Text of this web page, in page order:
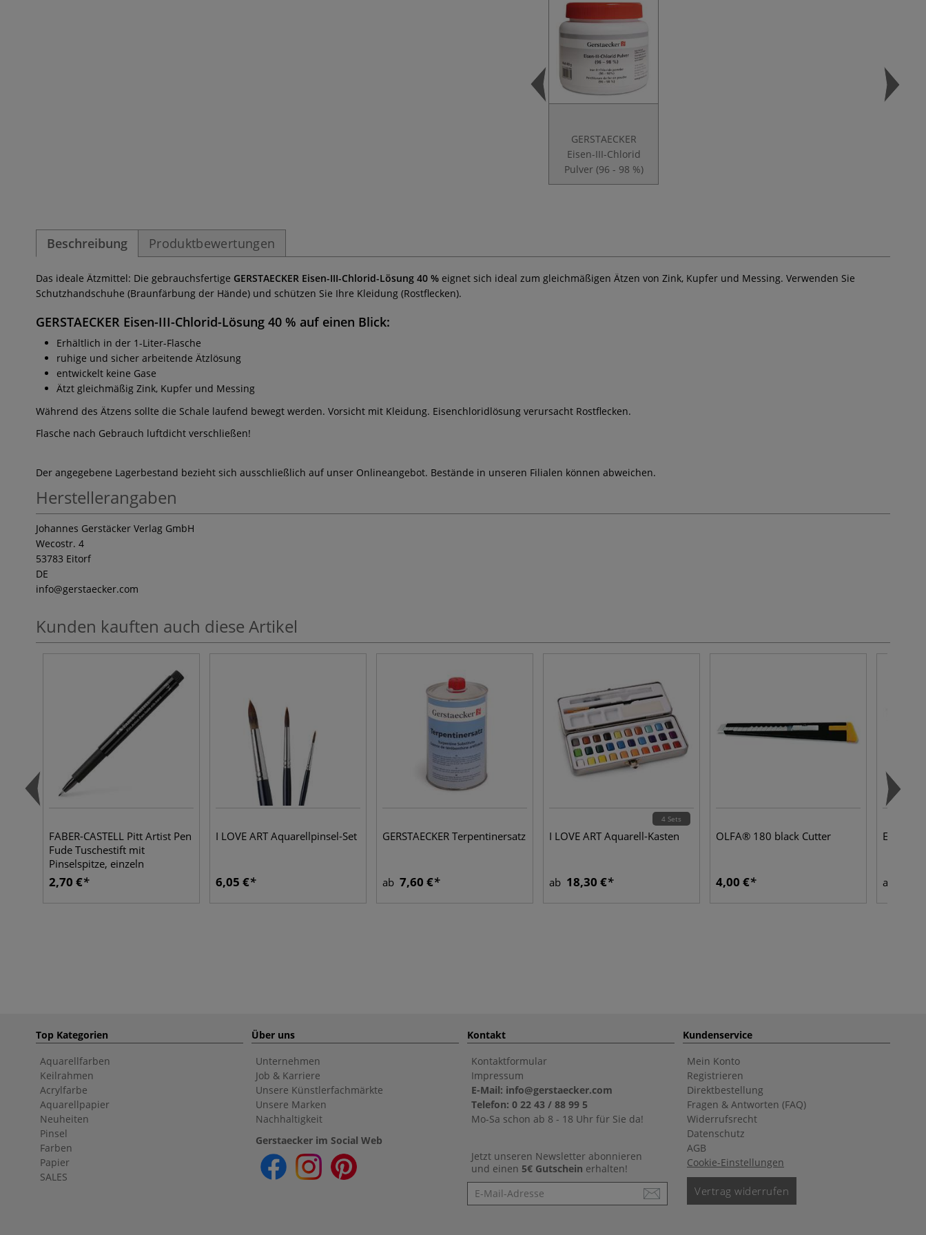
GERSTAECKER
Eisen-III-Chlorid
Pulver (96 - 98 %)
Beschreibung Produktbewertungen
Das ideale Ätzmittel: Die gebrauchsfertige GERSTAECKER Eisen-III-Chlorid-Lösung 40 % eignet sich ideal zum gleichmäßigen Ätzen von Zink, Kupfer und Messing. Verwenden Sie
Schutzhandschuhe (Braunfärbung der Hände) und schützen Sie Ihre Kleidung (Rostflecken).
GERSTAECKER Eisen-III-Chlorid-Lösung 40 % auf einen Blick:
Erhältlich in der 1-Liter-Flasche
ruhige und sicher arbeitende Ätzlösung
entwickelt keine Gase
Ätzt gleichmäßig Zink, Kupfer und Messing
Während des Ätzens sollte die Schale laufend bewegt werden. Vorsicht mit Kleidung. Eisenchloridlösung verursacht Rostflecken.
Flasche nach Gebrauch luftdicht verschließen!
Der angegebene Lagerbestand bezieht sich ausschließlich auf unser Onlineangebot. Bestände in unseren Filialen können abweichen.
Herstellerangaben
Johannes Gerstäcker Verlag GmbH
Wecostr. 4
53783 Eitorf
DE
info@gerstaecker.com
Kunden kauften auch diese Artikel
FABER-CASTELL Pitt Artist Pen
Fude Tuschestift mit
Pinselspitze, einzeln
2,70 €
I LOVE ART Aquarellpinsel-Set
6,05 €
GERSTAECKER Terpentinersatz
ab 7,60 €
4 Sets
I LOVE ART Aquarell-Kasten
ab 18,30 €
OLFA® 180 black Cutter
4,00 €
Easy-
ab
Top Kategorien
Aquarellfarben
Keilrahmen
Acrylfarbe
Aquarellpapier
Neuheiten
Pinsel
Farben
Papier
SALES
Über uns
Unternehmen
Job & Karriere
Unsere Künstlerfachmärkte
Unsere Marken
Nachhaltigkeit
Gerstaecker im Social Web
Kontakt
Kontaktformular
Impressum
E-Mail: info@gerstaecker.com
Telefon: 0 22 43 / 88 99 5
Mo-Sa schon ab 8 - 18 Uhr für Sie da!
Jetzt unseren Newsletter abonnieren
und einen 5€ Gutschein erhalten!
Newsletter
Kundenservice
Mein Konto
Registrieren
Direktbestellung
Fragen & Antworten (FAQ)
Widerrufsrecht
Datenschutz
AGB
Cookie-Einstellungen
Vertrag widerrufen